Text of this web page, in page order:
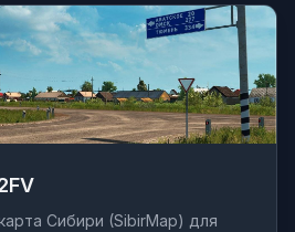
Сибири (SibirMap) для